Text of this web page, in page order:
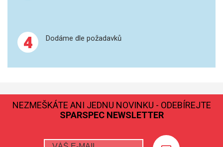
SNOM
KALIBRACE
4 Dodáme dle požadavků
NEZMEŠKÁTE ANI JEDNU NOVINKU - ODEBÍREJTE
SPARSPEC NEWSLETTER